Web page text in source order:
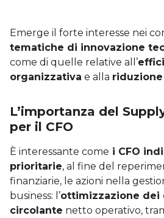
Emerge il forte interesse nei
tematiche di innovazione
come di quelle relative all’
organizzativa e alla
L’importanza del
per il CFO
È interessante come i CFO
prioritarie, al fine del
finanziarie, le azioni nella
business: l’ottimizzazione dei
circolante netto operativo,